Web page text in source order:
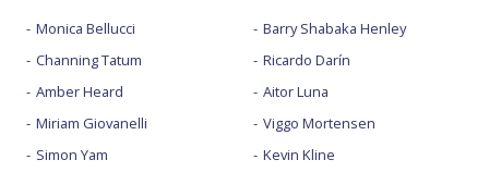
Monica Bellucci
Channing Tatum
Amber Heard
Miriam Giovanelli
Simon Yam
Barry Shabaka Henley
Ricardo Darín
Aitor Luna
Viggo Mortensen
Kevin Kline